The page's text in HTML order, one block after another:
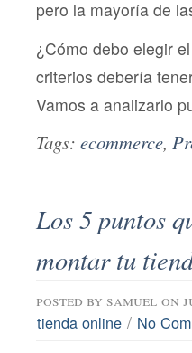
pero la mayoría de
¿Cómo debo elegir
criterios debería
Vamos a analizarlo
Tags: ecommerce,
Los 5 puntos
montar tu
posted by samuel on
tienda online / No